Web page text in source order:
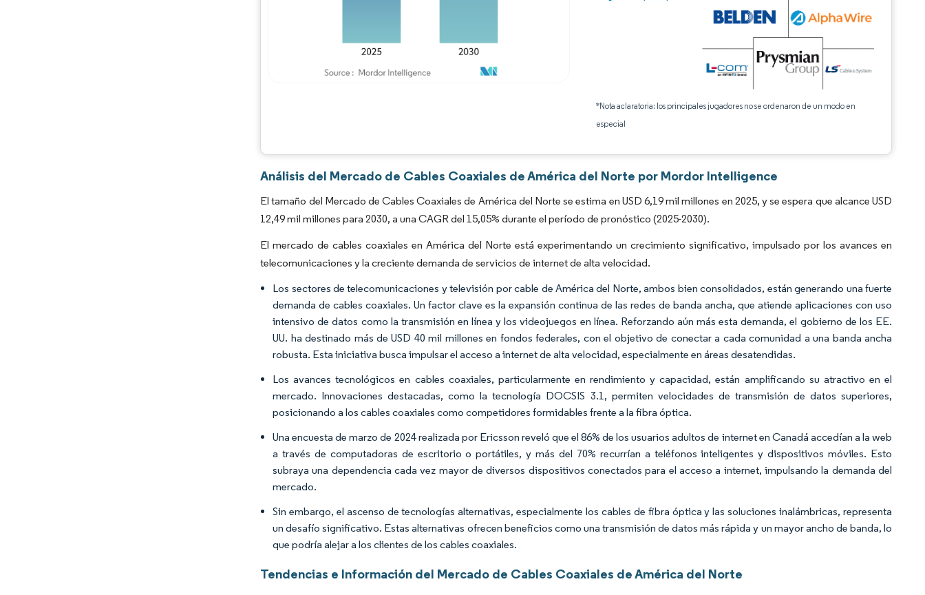
*Nota aclaratoria: los principales jugadores no se ordenaron de un modo en
especial
Análisis del Mercado de Cables Coaxiales de América del Norte por Mordor Intelligence
El tamaño del Mercado de Cables Coaxiales de América del Norte se estima en USD 6,19 mil millones en 2025, y se espera que alcance USD
12,49 mil millones para 2030, a una CAGR del 15,05% durante el período de pronóstico (2025-2030).
El mercado de cables coaxiales en América del Norte está experimentando un crecimiento significativo, impulsado por los avances en
telecomunicaciones y la creciente demanda de servicios de internet de alta velocidad.
Los sectores de telecomunicaciones y televisión por cable de América del Norte, ambos bien consolidados, están generando una fuerte
demanda de cables coaxiales. Un factor clave es la expansión continua de las redes de banda ancha, que atiende aplicaciones con uso
intensivo de datos como la transmisión en línea y los videojuegos en línea. Reforzando aún más esta demanda, el gobierno de los EE.
UU. ha destinado más de USD 40 mil millones en fondos federales, con el objetivo de conectar a cada comunidad a una banda ancha
robusta. Esta iniciativa busca impulsar el acceso a internet de alta velocidad, especialmente en áreas desatendidas.
Los avances tecnológicos en cables coaxiales, particularmente en rendimiento y capacidad, están amplificando su atractivo en el
mercado. Innovaciones destacadas, como la tecnología DOCSIS 3.1, permiten velocidades de transmisión de datos superiores,
posicionando a los cables coaxiales como competidores formidables frente a la fibra óptica.
Una encuesta de marzo de 2024 realizada por Ericsson reveló que el 86% de los usuarios adultos de internet en Canadá accedían a la web
a través de computadoras de escritorio o portátiles, y más del 70% recurrían a teléfonos inteligentes y dispositivos móviles. Esto
subraya una dependencia cada vez mayor de diversos dispositivos conectados para el acceso a internet, impulsando la demanda del
mercado.
Sin embargo, el ascenso de tecnologías alternativas, especialmente los cables de fibra óptica y las soluciones inalámbricas, representa
un desafío significativo. Estas alternativas ofrecen beneficios como una transmisión de datos más rápida y un mayor ancho de banda, lo
que podría alejar a los clientes de los cables coaxiales.
Tendencias e Información del Mercado de Cables Coaxiales de América del Norte